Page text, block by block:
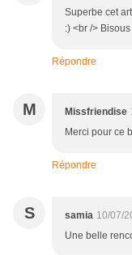
Superbe cet
:) <br />
Répondre
M Missfriendise
Merci pour ce
Répondre
S samia 10/07/
Une belle